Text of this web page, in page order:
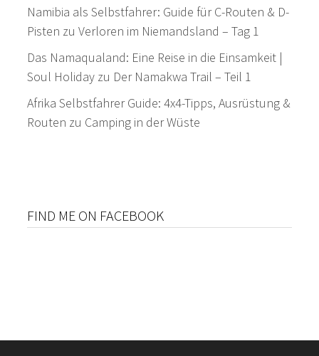
Namibia als Selbstfahrer: Guide für C-Routen & D-
Pisten zuVerloren im Niemandsland – Tag 1
Das Namaqualand: Eine Reise in die Einsamkeit |
Soul Holiday zu Der Namakwa Trail – Teil 1
Afrika Selbstfahrer Guide: 4x4-Tipps, Ausrüstung &
Routen zu Camping in der Wüste
FIND ME ON FACEBOOK